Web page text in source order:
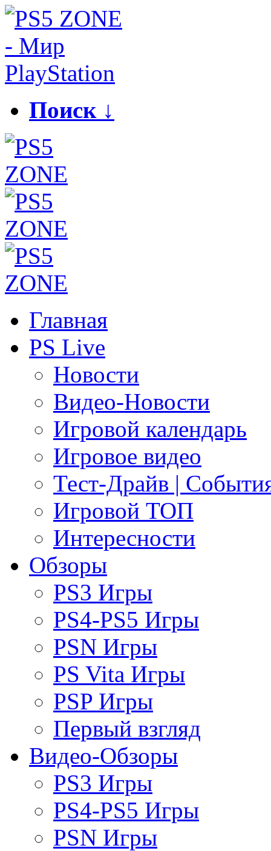
Поиск ↓
Главная
PS Live
Новости
Видео-Новости
Игровой календарь
Игровое видео
Тест-Драйв |
Игровой ТОП
Интересности
Обзоры
PS3 Игры
PS4-PS5 Игры
PSN Игры
PS Vita Игры
PSP Игры
Первый взгляд
Видео-Обзоры
PS3 Игры
PS4-PS5 Игры
PSN Игры